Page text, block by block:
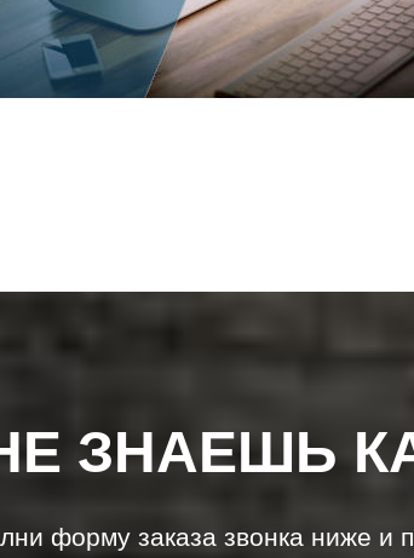
ЗНАЕШЬ
форму заказа звонка ниже и